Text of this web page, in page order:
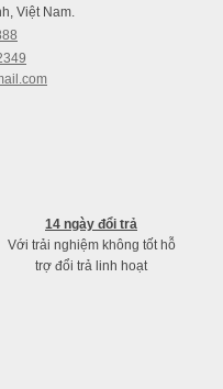
Việt Nam.
14 ngày đổi trả
Với trải nghiệm không tốt hỗ
trợ đổi trả linh hoạt